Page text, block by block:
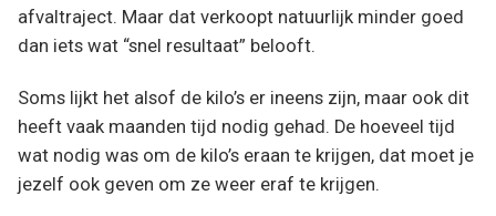
afvaltraject. Maar dat verkoopt natuurlijk minder goed
dan iets wat “snel resultaat” belooft.
Soms lijkt het alsof de kilo’s er ineens zijn, maar ook dit
heeft vaak maanden tijd nodig gehad. De hoeveel tijd
wat nodig was om de kilo’s eraan te krijgen, dat moet je
jezelf ook geven om ze weer eraf te krijgen.